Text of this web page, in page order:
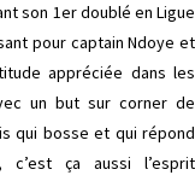
son 1er doublé en Ligue
pour captain Ndoye et
appréciée dans les
un but sur corner de
qui bosse et qui répond
ça aussi l’esprit